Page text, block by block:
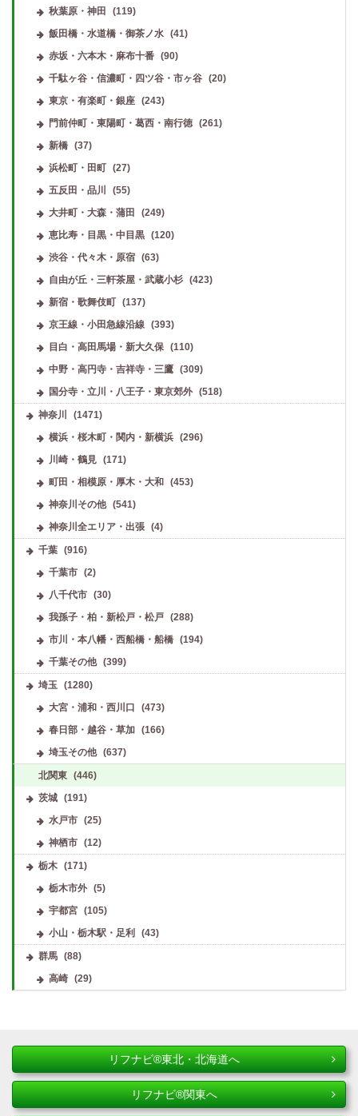
秋葉原・神田
(119)
飯田橋・水道橋・御茶ノ水
(41)
赤坂・六本木・麻布十番
(90)
千駄ヶ谷・信濃町・四ツ谷・市ヶ谷
(20)
東京・有楽町・銀座
(243)
門前仲町・東陽町・葛西・南行徳
(261)
新橋
(37)
浜松町・田町
(27)
五反田・品川
(55)
大井町・大森・蒲田
(249)
恵比寿・目黒・中目黒
(120)
渋谷・代々木・原宿
(63)
自由が丘・三軒茶屋・武蔵小杉
(423)
新宿・歌舞伎町
(137)
京王線・小田急線沿線
(393)
目白・高田馬場・新大久保
(110)
中野・高円寺・吉祥寺・三鷹
(309)
国分寺・立川・八王子・東京郊外
(518)
神奈川
(1471)
横浜・桜木町・関内・新横浜
(296)
川崎・鶴見
(171)
町田・相模原・厚木・大和
(453)
神奈川その他
(541)
神奈川全エリア・出張
(4)
千葉 (916)
千葉市
(2)
八千代市
(30)
我孫子・柏・新松戸・松戸
(288)
市川・本八幡・西船橋・船橋
(194)
千葉その他
(399)
埼玉
(1280)
大宮・浦和・西川口
(473)
春日部・越谷・草加
(166)
埼玉その他
(637)
北関東 (446)
茨城 (191)
水戸市
(25)
神栖市
(12)
栃木 (171)
栃木市外
(5)
宇都宮
(105)
小山・栃木駅・足利
(43)
群馬 (88)
高崎
(29)
リフナビ®東北・北海道へ
リフナビ®関東へ